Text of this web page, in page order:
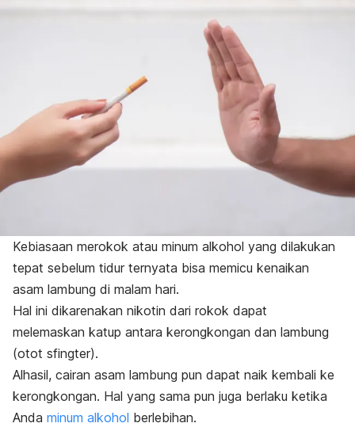
Kebiasaan merokok atau minum alkohol yang dilakukan
tepat sebelum tidur ternyata bisa memicu kenaikan
asam lambung di malam hari.
Hal ini dikarenakan nikotin dari rokok dapat
melemaskan katup antara kerongkongan dan lambung
(otot sfingter).
Alhasil, cairan asam lambung pun dapat naik kembali ke
kerongkongan. Hal yang sama pun juga berlaku ketika
Anda minum alkohol berlebihan.